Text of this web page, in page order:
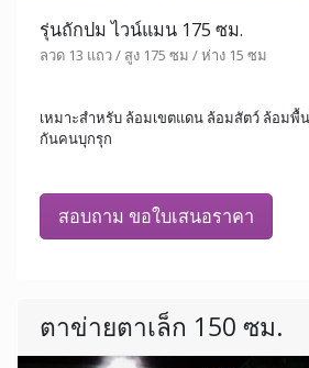
รุ่นถักปม ไวน์แมน 175 ซม.
ลวด 13 แถว / สูง 175 ซม / ห่าง 15 ซม
เหมาะสำหรับ ล้อมเขตแดน ล้อมสัตว์ ล้อม
กันคนบุกรุก
สอบถาม ขอใบเสนอราคา
ตาข่ายตาเล็ก 150 ซม.